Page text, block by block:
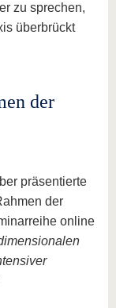
zu sprechen,
überbrückt
der
präsentierte
der
online